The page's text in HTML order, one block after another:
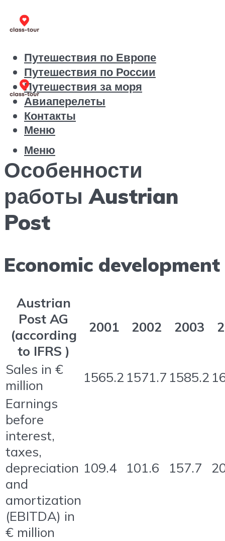
Путешествия по Европе
Путешествия по России
Путешествия за моря
Авиаперелеты
Контакты
Меню
Меню
Особенности
работы Austrian
Post
Economic development
Austrian
Post AG
(according
to IFRS )
2001 2002 2003
Sales in €
million
1565.2 1571.7 1585.2
Earnings
before
interest,
taxes,
depreciation
and
amortization
(EBITDA) in
€ million
109.4 101.6 157.7